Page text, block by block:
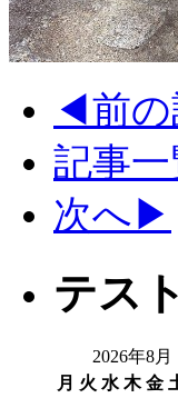
◀前の
記事
次へ▶
テス
2026年8月
月 火 水 木 金